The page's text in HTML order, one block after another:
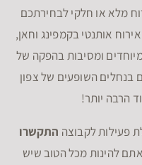
מלא או חלקי לבחירתכם
אותנטי בקמפינג וחאן,
מיוחדים ומסיבות בהפקה של
בנחלים השופעים של צפון
הרבה יותר!
פעילות לקבוצה התקשרו
אתם להינות מכל הטוב שיש